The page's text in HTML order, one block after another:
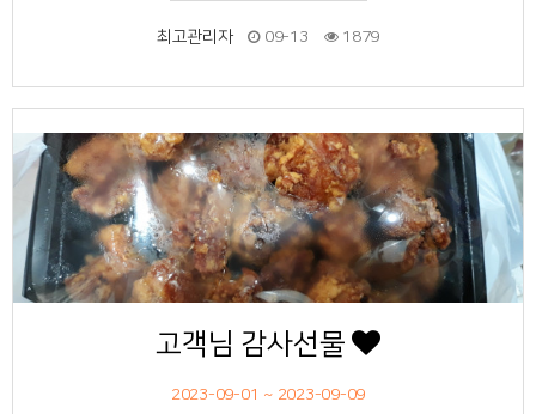
최고관리자 09-13 1879
51
고객님 감사선물
2023-09-01 ~ 2023-09-09
작성자
작성일
조회